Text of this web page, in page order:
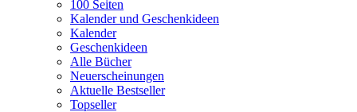
100 Seiten
Kalender und Geschenkideen
Kalender
Geschenkideen
Alle Bücher
Neuerscheinungen
Aktuelle Bestseller
Topseller